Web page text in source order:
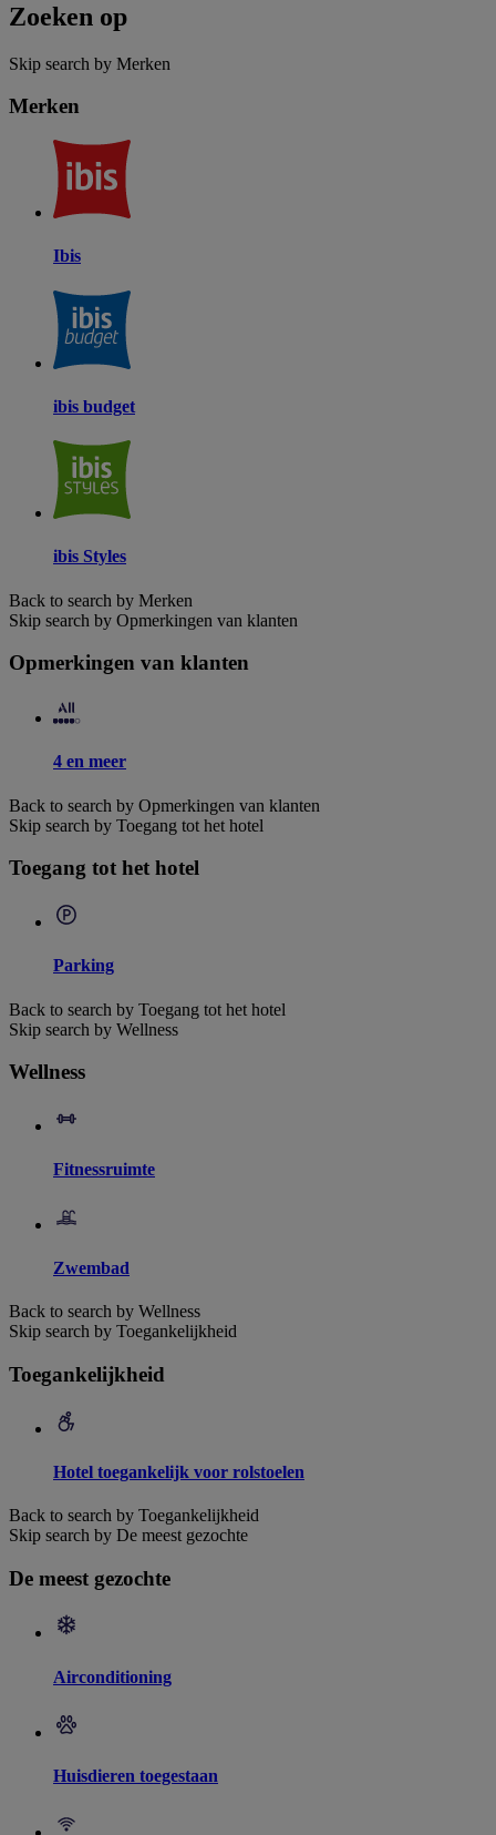
Zoeken op
Skip search by Merken
Merken
Ibis
ibis budget
ibis Styles
Back to search by Merken
Skip search by Opmerkingen van klanten
Opmerkingen van klanten
4 en meer
Back to search by Opmerkingen van klanten
Skip search by Toegang tot het hotel
Toegang tot het hotel
Parking
Back to search by Toegang tot het hotel
Skip search by Wellness
Wellness
Fitnessruimte
Zwembad
Back to search by Wellness
Skip search by Toegankelijkheid
Toegankelijkheid
Hotel toegankelijk voor rolstoelen
Back to search by Toegankelijkheid
Skip search by De meest gezochte
De meest gezochte
Airconditioning
Huisdieren toegestaan